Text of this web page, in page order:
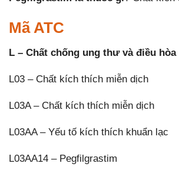
Mã ATC
L – Chất chống ung thư và điều
L03 – Chất kích thích miễn dịch
L03A – Chất kích thích miễn dịch
L03AA – Yếu tố kích thích khuẩn lạc
L03AA14 – Pegfilgrastim